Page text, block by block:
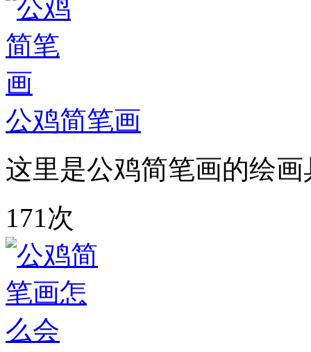
公鸡简笔画
这里是公鸡简笔画的绘
171次